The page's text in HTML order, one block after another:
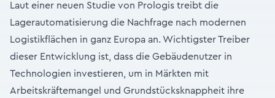
Laut einer neuen Studie von Prologis treibt die
Lagerautomatisierung die Nachfrage nach modernen
Logistikflächen in ganz Europa an. Wichtigster Treiber
dieser Entwicklung ist, dass die Gebäudenutzer in
Technologien investieren, um in Märkten mit
Arbeitskräftemangel und Grundstücksknappheit ihre